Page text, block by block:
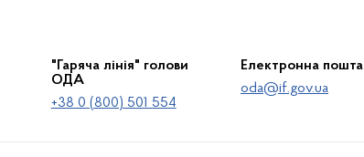
"Гаряча лінія" голови
ОДА
+38 0 (800) 501 554
Електронна пошта
oda@if.gov.ua